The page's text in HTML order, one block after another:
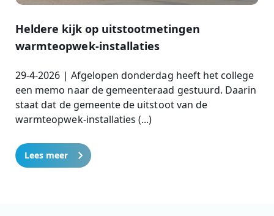
Heldere kijk op uitstootmetingen
warmteopwek-installaties
29-4-2026 | Afgelopen donderdag heeft het college
een memo naar de gemeenteraad gestuurd. Daarin
staat dat de gemeente de uitstoot van de
warmteopwek-installaties (...)
Lees meer